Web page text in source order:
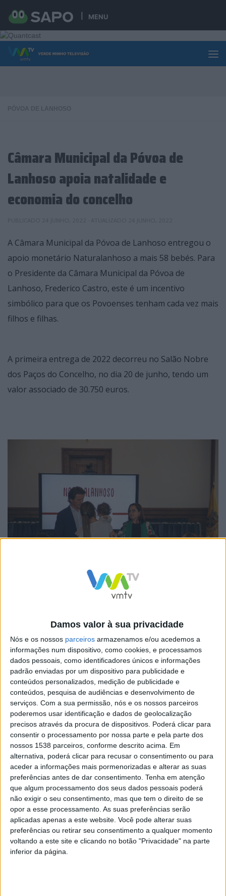
MENU
Damos valor à sua privacidade
Nós e os nossos parceiros armazenamos e/ou acedemos a
informações num dispositivo, como cookies, e processamos
dados pessoais, como identificadores únicos e informações
padrão enviadas por um dispositivo para publicidade e
conteúdos personalizados, medição de publicidade e
conteúdos, pesquisa de audiências e desenvolvimento de
serviços. Com a sua permissão, nós e os nossos parceiros
poderemos usar identificação e dados de geolocalização
precisos através da procura de dispositivos. Poderá clicar para
consentir o processamento por nossa parte e pela parte dos
nossos 1538 parceiros, conforme descrito acima. Em
alternativa, poderá clicar para recusar o consentimento ou para
aceder a informações mais pormenorizadas e alterar as suas
preferências antes de dar consentimento. Tenha em atenção
que algum processamento dos seus dados pessoais poderá
não exigir o seu consentimento, mas que tem o direito de se
opor a esse processamento. As suas preferências serão
aplicadas apenas a este website. Você pode alterar suas
preferências ou retirar seu consentimento a qualquer momento
voltando a este site e clicando no botão "Privacidade" na parte
inferior da página.
Skip to content
Câmara Municipal da Póvoa de
Lanhoso apoia natalidade e
economia do concelho
A Câmara Municipal da Póvoa de Lanhoso entregou o
apoio monetário Naturalanhoso a mais 58 bebés. Para
o Presidente da Câmara Municipal da Póvoa de
Lanhoso, Frederico Castro, este é um incentivo
simbólico para que os Povoenses tenham cada vez mais
filhos e filhas.
A primeira entrega de 2022 decorreu no Salão Nobre
dos Paços do Concelho, no dia 20 de junho, tendo um
valor associado de 30.750 euros.
Os montantes atribuídos por criança têm de ser
produtos e serviços para o bebé. Por isso, esta medida,
para além de ser de incentivo à natalidade, é também
de apoio à economia local e de promoção da melhoria
das condições e qualidade de vida dos agregados com
crianças nos primeiros meses de vida.
“As boas medidas devem ser mantidas e esta é uma boa
medida, que iremos continuar”, referiu o autarca
Povoense, Frederico Castro.
Através desta resposta social, a Câmara Municipal da
Póvoa de Lanhoso apoia diretamente as famílias
Povoenses (independentemente da sua situação
socioeconómica) e indiretamente os comerciantes
instalados no concelho.